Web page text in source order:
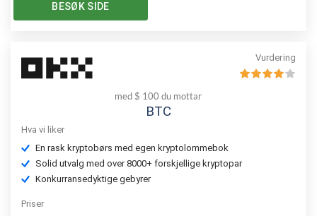
BESØK SIDE
Vurdering
med $ 100 du mottar
BTC
Hva vi liker
En rask kryptobørs med egen kryptolommebok
Solid utvalg med over 8000+ forskjellige kryptopar
Konkurransedyktige gebyrer
Priser